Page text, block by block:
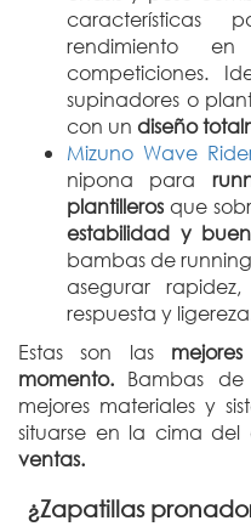
características
rendimiento
competiciones.
supinadores o
con un diseño
Mizuno Wave
nipona para
plantilleros que
estabilidad y
bambas de
asegurar
respuesta y
Estas son lasmejores
momento. Bambas
mejores materiales y
situarse en la cima
ventas.
¿Zapatillas